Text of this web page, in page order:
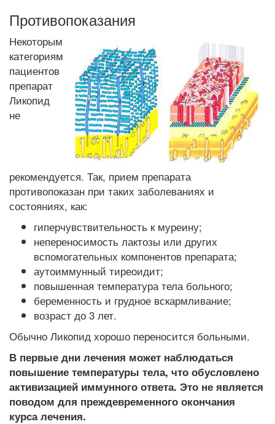
Противопоказания
Некоторым
категориям
пациентов
препарат
Ликопид
не
рекомендуется. Так, прием препарата
противопоказан при таких заболеваниях и
состояниях, как:
гиперчувствительность к муреину;
непереносимость лактозы или других
вспомогательных компонентов препарата;
аутоиммунный тиреоидит;
повышенная температура тела больного;
беременность и грудное вскармливание;
возраст до 3 лет.
Обычно Ликопид хорошо переносится больными.
В первые дни лечения может наблюдаться
повышение температуры тела, что обусловлено
активизацией иммунного ответа. Это не является
поводом для преждевременного окончания
курса лечения.